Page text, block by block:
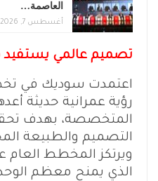
العاصمة…
أغسطس 7, 2026
تصميم عالمي يستفيد
اعتمدت سوديك في
رؤية عمرانية حديثة
المتخصصة، بهدف
التصميم والطبيعة
ويرتكز المخطط العام
الذي يمنح معظم